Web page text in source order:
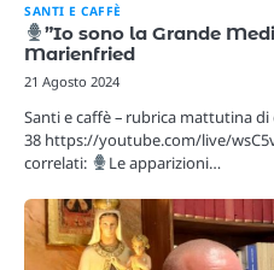
SANTI E CAFFÈ
”Io sono la Grande
Marienfried
21 Agosto 2024
Santi e caffè – rubrica mattutina
38 https://youtube.com/live/
correlati:
Le apparizioni…